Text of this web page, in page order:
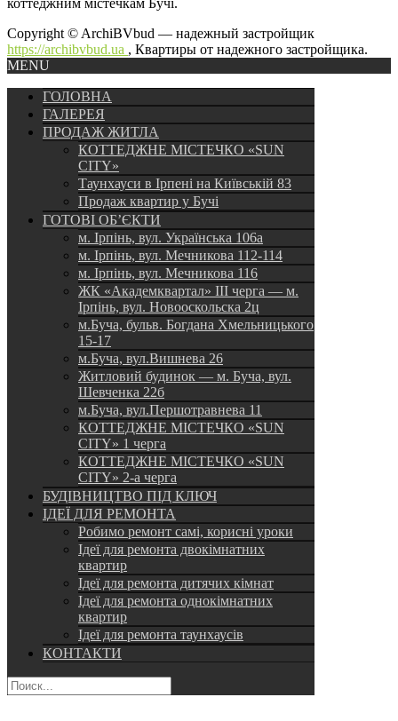
Copyright © ArchiBVbud — надежный застройщик
https://archibvbud.ua , Квартиры от надежного застройщика.
MENU
ГОЛОВНА
ГАЛЕРЕЯ
ПРОДАЖ ЖИТЛА
КОТТЕДЖНЕ МІСТЕЧКО «SUN
CITY»
Таунхауси в Ірпені на Київській 83
Продаж квартир у Бучі
ГОТОВІ ОБ’ЄКТИ
м. Ірпінь, вул. Українська 106а
м. Ірпінь, вул. Мечникова 112-114
м. Ірпінь, вул. Мечникова 116
ЖК «Академквартал» III черга — м.
Ірпінь, вул. Новооскольска 2ц
м.Буча, бульв. Богдана Хмельницького
15-17
м.Буча, вул.Вишнева 26
Житловий будинок — м. Буча, вул.
Шевченка 22б
м.Буча, вул.Першотравнева 11
КОТТЕДЖНЕ МІСТЕЧКО «SUN
CITY» 1 черга
КОТТЕДЖНЕ МІСТЕЧКО «SUN
CITY» 2-а черга
БУДІВНИЦТВО ПІД КЛЮЧ
ІДЕЇ ДЛЯ РЕМОНТА
Робимо ремонт самі, корисні уроки
Ідеї для ремонта двокімнатних
квартир
Ідеї для ремонта дитячих кімнат
Ідеї для ремонта однокімнатних
квартир
Ідеї для ремонта таунхаусів
КОНТАКТИ